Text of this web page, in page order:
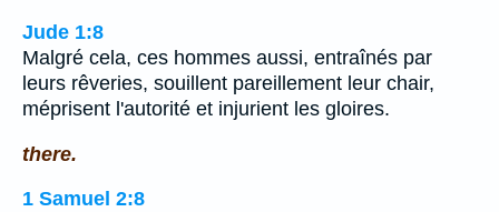
Jude 1:8
Malgré cela, ces hommes aussi, entraînés par
leurs rêveries, souillent pareillement leur chair,
méprisent l'autorité et injurient les gloires.
there.
1 Samuel 2:8